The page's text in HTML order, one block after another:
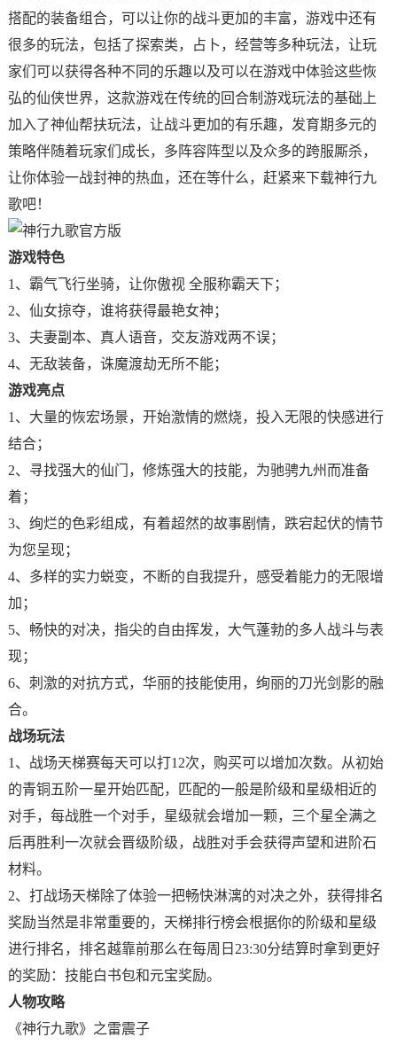
搭配的装备组合，可以让你的战斗更加的丰富，游戏中还有
很多的玩法，包括了探索类，占卜，经营等多种玩法，让玩
家们可以获得各种不同的乐趣以及可以在游戏中体验这些恢
弘的仙侠世界，这款游戏在传统的回合制游戏玩法的基础上
加入了神仙帮扶玩法，让战斗更加的有乐趣，发育期多元的
策略伴随着玩家们成长，多阵容阵型以及众多的跨服厮杀，
让你体验一战封神的热血，还在等什么，赶紧来下载神行九
歌吧！
游戏特色
1、霸气飞行坐骑，让你傲视 全服称霸天下；
2、仙女掠夺，谁将获得最艳女神；
3、夫妻副本、真人语音，交友游戏两不误；
4、无敌装备，诛魔渡劫无所不能；
游戏亮点
1、大量的恢宏场景，开始激情的燃烧，投入无限的快感进行
结合；
2、寻找强大的仙门，修炼强大的技能，为驰骋九州而准备
着；
3、绚烂的色彩组成，有着超然的故事剧情，跌宕起伏的情节
为您呈现；
4、多样的实力蜕变，不断的自我提升，感受着能力的无限增
加；
5、畅快的对决，指尖的自由挥发，大气蓬勃的多人战斗与表
现；
6、刺激的对抗方式，华丽的技能使用，绚丽的刀光剑影的融
合。
战场玩法
1、战场天梯赛每天可以打12次，购买可以增加次数。从初始
的青铜五阶一星开始匹配，匹配的一般是阶级和星级相近的
对手，每战胜一个对手，星级就会增加一颗，三个星全满之
后再胜利一次就会晋级阶级，战胜对手会获得声望和进阶石
材料。
2、打战场天梯除了体验一把畅快淋漓的对决之外，获得排名
奖励当然是非常重要的，天梯排行榜会根据你的阶级和星级
进行排名，排名越靠前那么在每周日23:30分结算时拿到更好
的奖励：技能白书包和元宝奖励。
人物攻略
《神行九歌》之雷震子